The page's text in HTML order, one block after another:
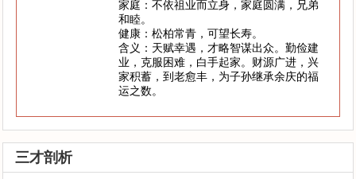
家庭：不依祖业而立身，家庭圆满，兄弟
和睦。
健康：松柏常青，可望长寿。
含义：天赋幸遇，才略智谋出众。勤俭建
业，克服困难，白手起家。财源广进，兴
家积蓄，到老愈丰，为子孙继承余庆的福
运之数。
三才剖析